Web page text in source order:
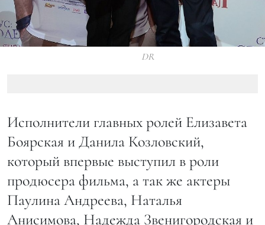
DR
Исполнители главных ролей Елизавета
Боярская и Данила Козловский,
который впервые выступил в роли
продюсера фильма, а так же актеры
Паулина Андреева, Наталья
Анисимова, Надежда Звенигородская и